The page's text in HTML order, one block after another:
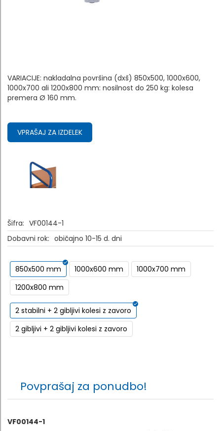
VARIACIJE: nakladalna površina (dxš) 850x500, 1000x600,
1000x700 ali 1200x800 mm: nosilnost do 250 kg: kolesa
premera Ø 160 mm.
VPRAŠAJ ZA IZDELEK
Šifra: VF00144-1
Dobavni rok: običajno 10-15 d. dni
850x500 mm 1000x600 mm
1000x700 mm
1200x800 mm
2 stabilni + 2 gibljivi kolesi z zavoro
2 gibljivi + 2 gibljivi kolesi z zavoro
Povprašaj za ponudbo!
VF00144-1